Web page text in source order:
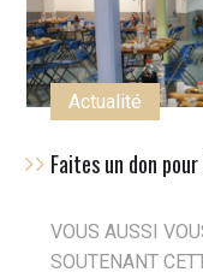
Actualité
Faites un don
VOUS AUSSI
SOUTENANT